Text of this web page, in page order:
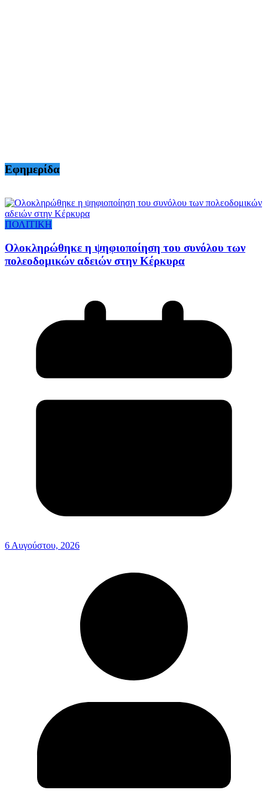
Εφημερίδα
ΠΟΛΙΤΙΚΗ
Ολοκληρώθηκε η ψηφιοποίηση του συνόλου των
πολεοδομικών αδειών στην Κέρκυρα
6 Αυγούστου, 2026